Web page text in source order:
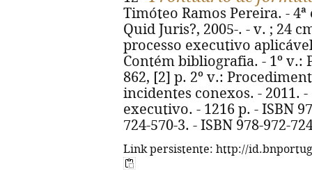
Timóteo Ramos Pereira. -
Quid Juris?, 2005-. - v. ; 24
processo executivo
Contém bibliografia. - 1º v.:
862, [2] p. 2º v.:
incidentes conexos. - 2011. -
executivo. - 1216 p. - ISBN
724-570-3. - ISBN 978-972-
Link persistente: http://